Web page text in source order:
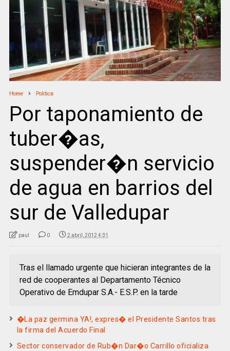
Home Politica
Por taponamiento de
tuber�as,
suspender�n servicio
de agua en barrios del
sur de Valledupar
paul 0 2 abril, 2012 4:31
Tras el llamado urgente que hicieran integrantes de la
red de cooperantes al Departamento Técnico
Operativo de Emdupar S.A.- E.S.P. en la tarde
�La paz germina YA!, expres� el Presidente Santos tras
la firma del Acuerdo Final
Sector conservador de Rub�n Dar�o Carrillo oficializa